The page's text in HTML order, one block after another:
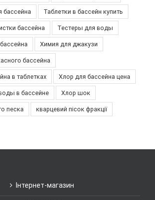
бассейна Таблетки в бассейн купить
бассейна Тестеры для воды
Химия для джакузи
бассейна
в таблетках Хлор для бассейна цена
в бассейне Хлор шок
песка кварцевий пісок фракції
Інтернет-магазин